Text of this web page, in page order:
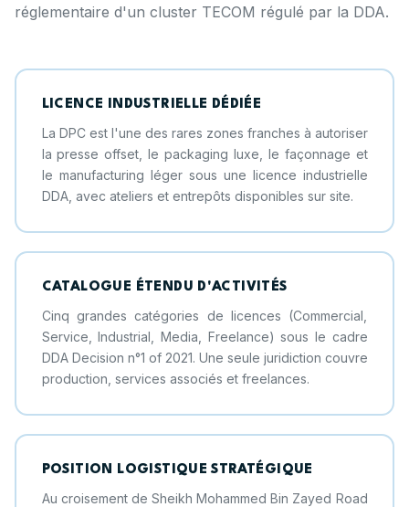
réglementaire d'un cluster TECOM régulé par la DDA.
LICENCE INDUSTRIELLE DÉDIÉE
La DPC est l'une des rares zones franches à autoriser
la presse offset, le packaging luxe, le façonnage et
le manufacturing léger sous une licence industrielle
DDA, avec ateliers et entrepôts disponibles sur site.
CATALOGUE ÉTENDU D'ACTIVITÉS
Cinq grandes catégories de licences (Commercial,
Service, Industrial, Media, Freelance) sous le cadre
DDA Decision n°1 of 2021. Une seule juridiction couvre
production, services associés et freelances.
POSITION LOGISTIQUE STRATÉGIQUE
Au croisement de Sheikh Mohammed Bin Zayed Road